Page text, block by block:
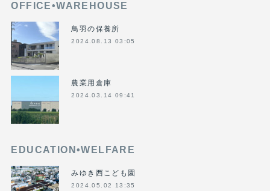
OFFICE•WAREHOUSE
鳥羽の保養所
2024.08.13 03:05
農業用倉庫
2024.03.14 09:41
EDUCATION•WELFARE
みゆき西こども園
2024.05.02 13:35